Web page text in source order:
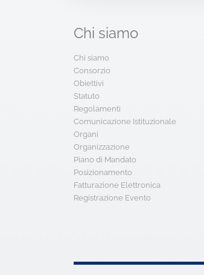
Chi siamo
Chi siamo
Consorzio
Obiettivi
Statuto
Regolamenti
Comunicazione Istituzionale
Organi
Organizzazione
Piano di Mandato
Posizionamento
Fatturazione Elettronica
Registrazione Evento